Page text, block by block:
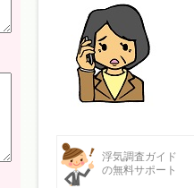
浮気調査ガイド
の無料サポート